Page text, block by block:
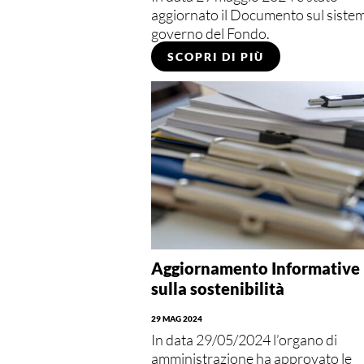
aggiornato il Documento sul
governo del Fondo.
SCOPRI DI PIÙ
Aggiornamento Informative
sulla sostenibilità
29 MAG 2024
In data 29/05/2024 l’organo di
amministrazione ha approvato le